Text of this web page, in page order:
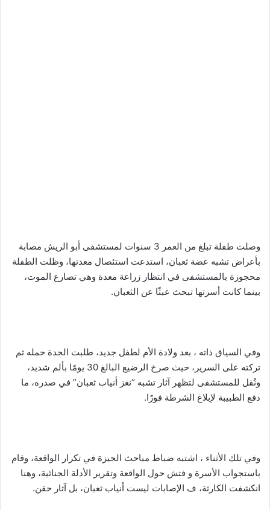
وصلت طفلة تبلغ من العمر 3 سنوات لمستشفى أبو الريش مصابة
بأعراض تشبه عضة ثعبان، استدعت استئصال معدتها، وظلت الطفلة
محجوزة بالمستشفى في انتظار زراعة معدة وهي تصارع الموت،
بينما كانت أسرتها تبحث عبثًا عن الثعبان.
وفي السياق ذاته ، بعد ولادة الأم لطفل جديد، طلبت الجدة حمله ثم
تركته على السرير، حيث صرخ الرضيع البالغ 30 يومًا بألم شديد،
ونُقل للمستشفى لتظهر آثار تشبه “نغز أنياب ثعبان” في صدره، ما
دفع الطبيبة لإبلاغ الشرطة فورًا.
وفي تلك الأثناء ، اشتبه ضباط مباحث الجيزة في تكرار الواقعة، وقام
باستجواب الأسرة و فتش حول الواقعة وتقرير الأدلة الجنائية، وهنا
انكشفت الكارثة، ف الإصابات ليست أنياب ثعبان، بل آثار حقن.